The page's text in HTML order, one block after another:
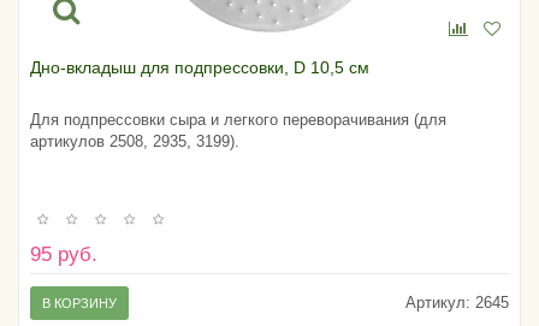
Дно-вкладыш для подпрессовки, D 10,5 см
Для подпрессовки сыра и легкого переворачивания (для
артикулов 2508, 2935, 3199).
95 руб.
Артикул: 2645
В КОРЗИНУ